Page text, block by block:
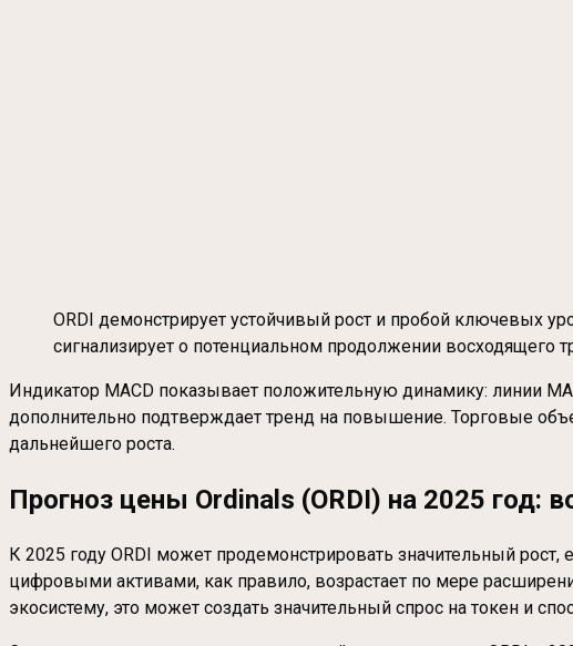
ORDI демонстрирует устойчивый рост и пробой ключевых
сигнализирует о потенциальном продолжении восходящего
Индикатор MACD показывает положительную динамику: линии
дополнительно подтверждает тренд на повышение. Торговые
дальнейшего роста.
Прогноз цены Ordinals (ORDI) на 2025 год:
К 2025 году ORDI может продемонстрировать значительный
цифровыми активами, как правило, возрастает по мере
экосистему, это может создать значительный спрос на токен и